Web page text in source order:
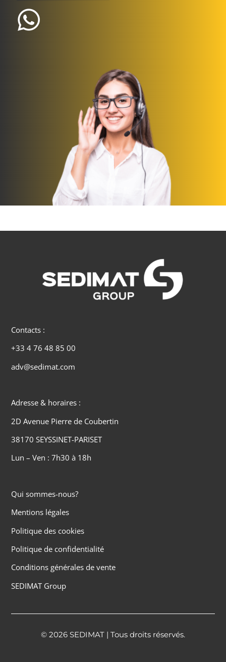
Contacts :
+33 4 76 48 85 00
adv@sedimat.com
Adresse & horaires :
2D Avenue Pierre de Coubertin
38170 SEYSSINET-PARISET
Lun – Ven : 7h30 à 18h
Qui sommes-nous?
Mentions légales
Politique des cookies
Politique de confidentialité
Conditions générales de vente
SEDIMAT Group
© 2026 SEDIMAT | Tous droits réservés.